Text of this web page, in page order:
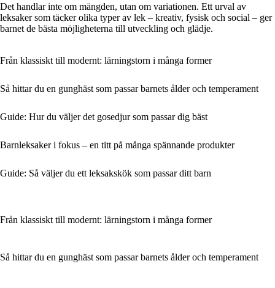
Det handlar inte om mängden, utan om variationen. Ett urval av
leksaker som täcker olika typer av lek – kreativ, fysisk och social – ger
barnet de bästa möjligheterna till utveckling och glädje.
Från klassiskt till modernt: lärningstorn i många former
Så hittar du en gunghäst som passar barnets ålder och temperament
Guide: Hur du väljer det gosedjur som passar dig bäst
Barnleksaker i fokus – en titt på många spännande produkter
Guide: Så väljer du ett leksakskök som passar ditt barn
Från klassiskt till modernt: lärningstorn i många former
Så hittar du en gunghäst som passar barnets ålder och temperament